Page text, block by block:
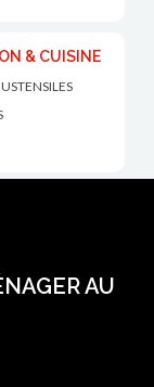
& CUISINE
AU